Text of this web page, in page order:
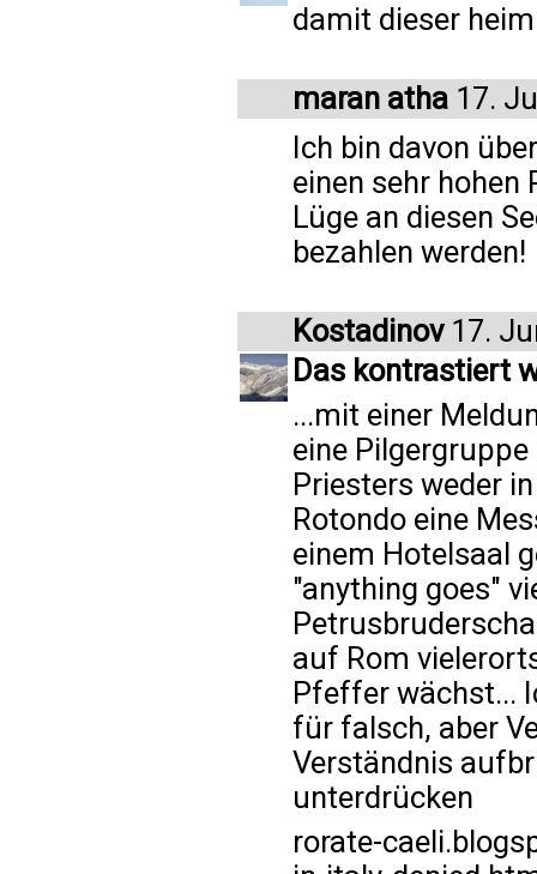
damit dieser
maran atha 17.
Ich bin davon
einen sehr hohen
Lüge an diesen
bezahlen werden!
Kostadinov17.
Das kontrastiert
...mit einer
eine
Priesters weder
Rotondo eine
einem Hotelsaal
"anything goes"
auf Rom
Pfeffer wächst...
für falsch, aber
Verständnis
unterdrücken
rorate-